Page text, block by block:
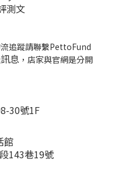
測文
流追蹤請聯繫PettoFund
息 ，店家與官網是分開
30號1F
館
143巷19號